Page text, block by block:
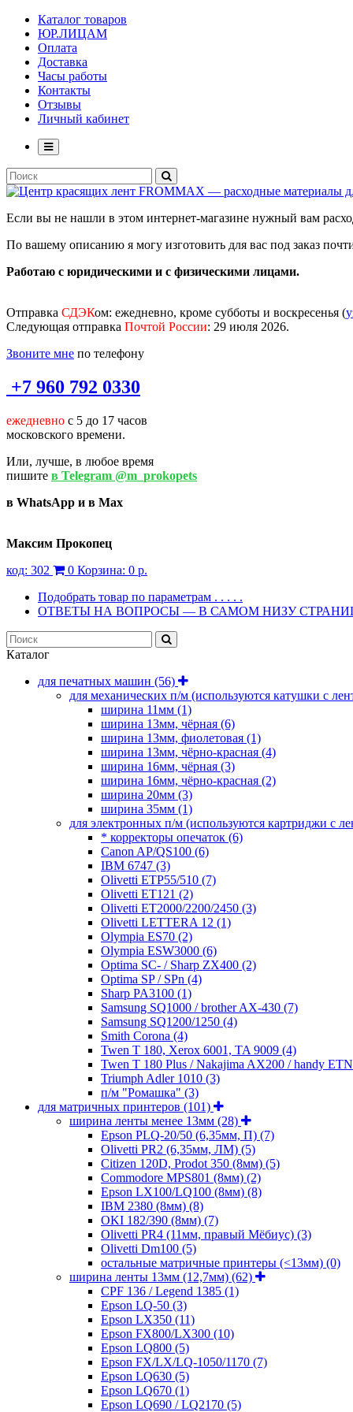
Каталог товаров
ЮР.ЛИЦАМ
Оплата
Доставка
Часы работы
Контакты
Отзывы
Личный кабинет
Если вы не нашли в этом интернет-магазине нужный вам
По вашему описанию я могу изготовить для вас под заказ
Работаю с юридическими и с физическими лицами.
Отправка СДЭКом: ежедневно, кроме субботы и воскресенья (
Следующая отправка Почтой России: 29 июля 2026.
Звоните мне по телефону
+7 960 792 0330
ежедневно с 5 до 17 часов
московского времени.
Или, лучше, в любое время
пишите в Telegram @m_prokopets
в WhatsApp и в Max
Максим Прокопец
код: 302 0 Корзина: 0 р.
Подобрать товар по параметрам . . . . .
ОТВЕТЫ НА ВОПРОСЫ — В САМОМ НИЗУ
Каталог
для печатных машин (56)
для механических п/м (используются катушки с
ширина 11мм (1)
ширина 13мм, чёрная (6)
ширина 13мм, фиолетовая (1)
ширина 13мм, чёрно-красная (4)
ширина 16мм, чёрная (3)
ширина 16мм, чёрно-красная (2)
ширина 20мм (3)
ширина 35мм (1)
для электронных п/м (используются картриджи с
* корректоры опечаток (6)
Canon AP/QS100 (6)
IBM 6747 (3)
Olivetti ETP55/510 (7)
Olivetti ET121 (2)
Olivetti ET2000/2200/2450 (3)
Olivetti LETTERA 12 (1)
Olympia ES70 (2)
Olympia ESW3000 (6)
Optima SC- / Sharp ZX400 (2)
Optima SP / SPn (4)
Sharp PA3100 (1)
Samsung SQ1000 / brother AX-430 (7)
Samsung SQ1200/1250 (4)
Smith Corona (4)
Twen T 180, Xerox 6001, TA 9009 (4)
Twen T 180 Plus / Nakajima AX200 / handy
Triumph Adler 1010 (3)
п/м "Ромашка" (3)
для матричных принтеров (101)
ширина ленты менее 13мм (28)
Epson PLQ-20/50 (6,35мм, П) (7)
Olivetti PR2 (6,35мм, ЛМ) (5)
Citizen 120D, Prodot 350 (8мм) (5)
Commodore MPS801 (8мм) (2)
Epson LX100/LQ100 (8мм) (8)
IBM 2380 (8мм) (8)
OKI 182/390 (8мм) (7)
Olivetti PR4 (11мм, правый Мёбиус) (3)
Olivetti Dm100 (5)
остальные матричные принтеры (<13мм) (0)
ширина ленты 13мм (12,7мм) (62)
CPF 136 / Legend 1385 (1)
Epson LQ-50 (3)
Epson LX350 (11)
Epson FX800/LX300 (10)
Epson LQ800 (5)
Epson FX/LX/LQ-1050/1170 (7)
Epson LQ630 (5)
Epson LQ670 (1)
Epson LQ690 / LQ2170 (5)